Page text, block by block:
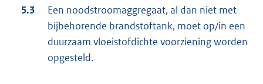
5.3
Een noodstroomaggregaat, al dan niet met
bijbehorende brandstoftank, moet op/in een
duurzaam vloeistofdichte voorziening worden
opgesteld.